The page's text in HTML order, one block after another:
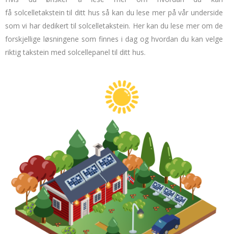
få solcelletakstein til ditt hus så kan du lese mer på vår underside
som vi har dedikert til solcelletakstein. Herkan du lese mer om de
forskjellige løsningene som finnes i dag og hvordan du kan velge
riktig takstein med solcellepanel til ditt hus.